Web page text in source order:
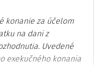
konanie za účelom
na dani z
Uvedené
exekučného konania